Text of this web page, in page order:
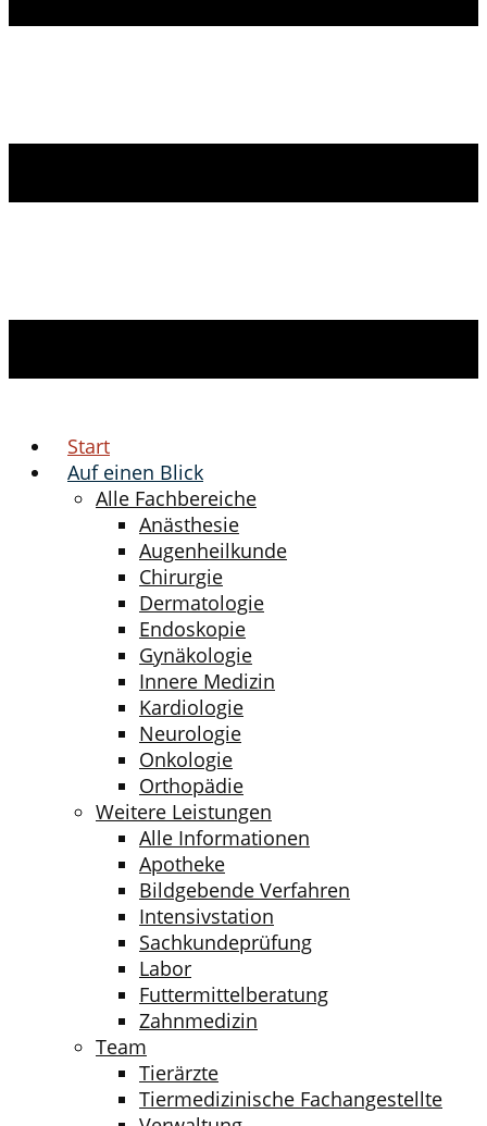
Start
Auf einen Blick
Alle Fachbereiche
Anästhesie
Augenheilkunde
Chirurgie
Dermatologie
Endoskopie
Gynäkologie
Innere Medizin
Kardiologie
Neurologie
Onkologie
Orthopädie
Weitere Leistungen
Alle Informationen
Apotheke
Bildgebende Verfahren
Intensivstation
Sachkundeprüfung
Labor
Futtermittelberatung
Zahnmedizin
Team
Tierärzte
Tiermedizinische Fachangestellte